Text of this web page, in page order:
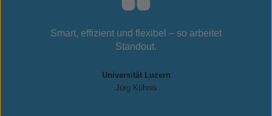
Smart, effizient und flexibel – so arbeitet
Standout.
Universität Luzern
Jürg Kühnis